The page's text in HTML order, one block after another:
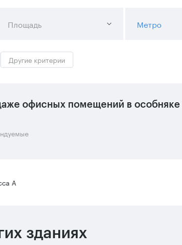
Площадь Метро
Другие критерии
офисных помещений в особняке
А
зданиях